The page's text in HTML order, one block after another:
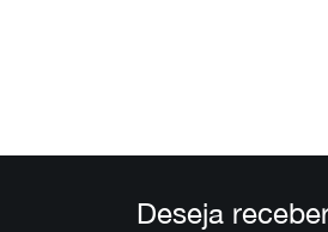
Deseja